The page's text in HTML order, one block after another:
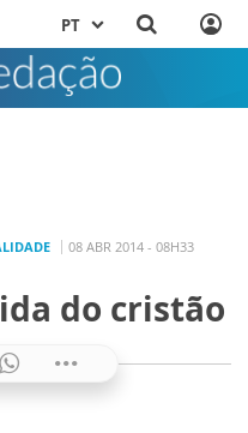
PT
08 ABR 2014 - 08H33
do cristão